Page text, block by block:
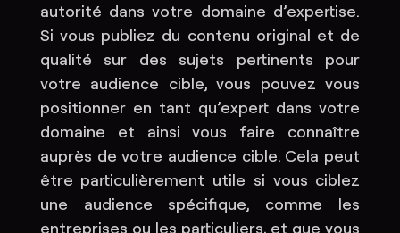
autorité dans votre domaine d’expertise.
Si vous publiez du contenu original et de
qualité sur des sujets pertinents pour
votre audience cible, vous pouvez vous
positionner en tant qu’expert dans votre
domaine et ainsi vous faire connaître
auprès de votre audience cible. Cela peut
être particulièrement utile si vous ciblez
une audience spécifique, comme les
entreprises ou les particuliers, et que vous